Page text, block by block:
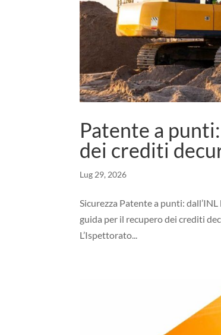
Patente a
dei crediti
Lug 29, 2026
Sicurezza Patente a punti:
guida per il recupero dei crediti
L’Ispettorato...